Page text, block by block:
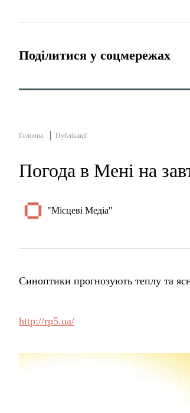
Поділитися у соцмережах
Головна Публікації
Погода в Мені на
"Місцеві Медіа"
Синоптики прогнозують теплу та
http://rp5.ua/